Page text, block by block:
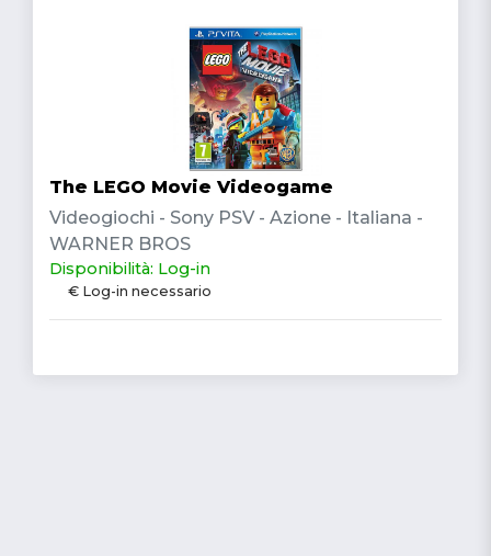
The LEGO Movie Videogame
Videogiochi - Sony PSV - Azione - Italiana -
WARNER BROS
Disponibilità: Log-in
€ Log-in necessario